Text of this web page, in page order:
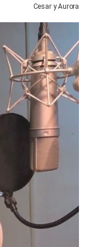
Cesar y Aurora